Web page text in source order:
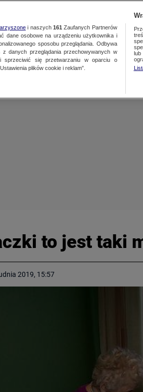
FAKTY PO
to jest taki
2019, 15:57
i naszych 161 Zaufanych Partnerów
dane osobowe na urządzeniu użytkownika i
sposobu przeglądania. Odbywa
danych przeglądania przechowywanych w
sprzeciwić się przetwarzaniu w oparciu o
plików cookie i reklam”.